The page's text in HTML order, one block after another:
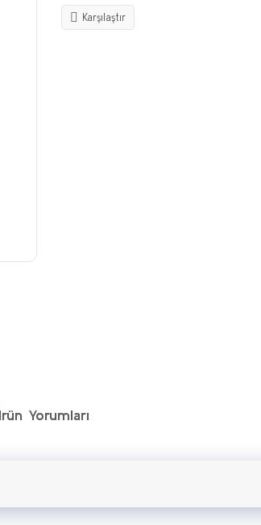
Karşılaştır
Yorumları